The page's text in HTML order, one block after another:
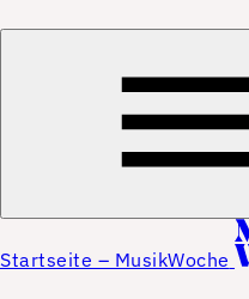
Startseite – MusikWoche